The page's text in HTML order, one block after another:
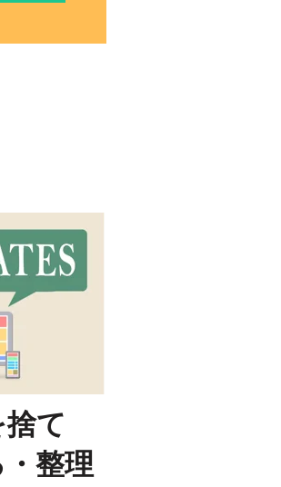
て
整理